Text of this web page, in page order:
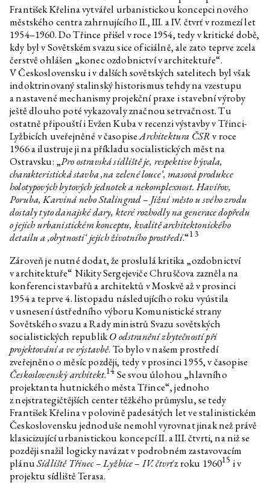
František Křelina vytvářel urbanistickou koncepci nového
městského centra zahrnujícího II., III. a IV. čtvrť v rozmezí let
1954–1960. Do Třince přišel v roce 1954, tedy v kritické době,
kdy byl v Sovětském svazu sice oficiálně, ale zato teprve zcela
čerstvě ohlášen „konec ozdobnictví v architektuře“.
V Československu i v dalších sovětských satelitech byl však
indoktrinovaný stalinský historismus tehdy na vzestupu
a nastavené mechanismy projekční praxe i stavební výroby
ještě dlouho poté vykazovaly značnou setrvačnost. Tu
ostatně připouští i Evžen Kuba v recenzi výstavby v Třinci-
Lyžbicích uveřejněné v časopiseArchitektura ČSRv roce
1966 a ilustruje ji na příkladu socialistických měst na
Ostravsku: „Pro ostravská sídliště je, respektive bývala,
charakteristická stavba ‚na zelené louce‘, masová produkce
holotypových bytových jednotek a nekomplexnost. Havířov,
Poruba, Karviná nebo Stalingrad – Jižní město u svého zrodu
dostaly tyto danajské dary, které rozhodly na generace dopředu
o jejich urbanistickém konceptu, kvalitě architektonického
detailu a ‚obytnosti‘ jejich životního prostředí.“13
Zároveň je nutné dodat, že proslulá kritika „ozdobnictví
v architektuře“ Nikity Sergejeviče Chruščova zazněla na
konferenci stavbařů a architektů v Moskvě až v prosinci
1954 a teprve 4. listopadu následujícího roku vyústila
v usnesení ústředního výboru Komunistické strany
Sovětského svazu a Rady ministrů Svazu sovětských
socialistických republikO odstranění zbytečností při
projektování a ve výstavbě. To bylo v našem prostředí
zveřejněno o měsíc později, tedy v prosinci 1955, v časopise
Československý architekt.14 Se svou úlohou „hlavního
projektanta hutnického města Třince“, jednoho
z nejstrategičtějších center těžkého průmyslu, se tedy
František Křelina v polovině padesátých let ve stalinistickém
Československu jednoduše nemohl vyrovnat jinak než právě
klasicizující urbanistickou koncepcí II. a III. čtvrti, na niž se
později snažil logicky navázat v podrobném zastavovacím
plánuSídliště Třinec – Lyžbice – IV. čtvrťz roku 196015 i v
projektu sídliště Terasa.
Nadja Argyropoulou
(Introduction) Chaos: how to
ruin a ‘ruin’ and love a ‘ruin-in-
love’, I think